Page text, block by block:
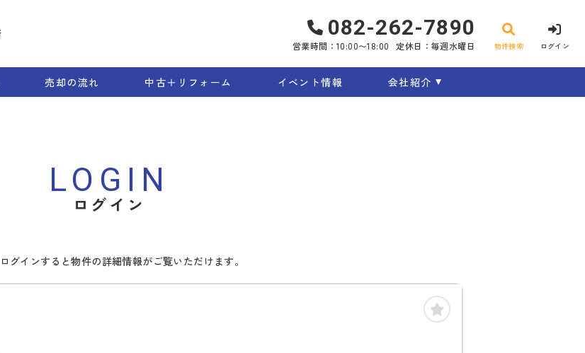
082-262-7890
営業時間：10:00〜18:00 定休日：毎週水曜日 物件検索 ログイン
売却の流れ 中古＋リフォーム イベント情報 会社紹介
LOGIN
ログイン
インすると物件の詳細情報がご覧いただけます。